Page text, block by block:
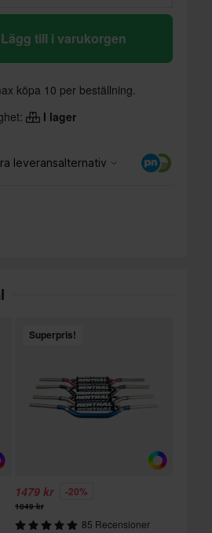
Lägg till i varukorgen
köpa 10 per beställning.
I lager
Superpris!
1479 kr -20%
1849 kr
85 Recensioner